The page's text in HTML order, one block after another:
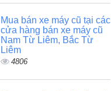
Mua bán xe máy cũ tại các
cửa hàng bán xe máy cũ
Nam Từ Liêm, Bắc Từ
Liêm
4806